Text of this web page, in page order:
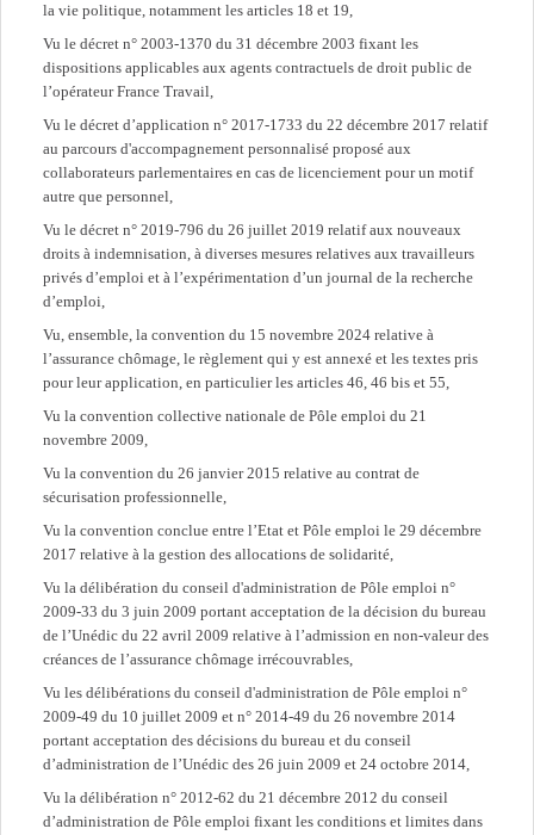
la vie politique, notamment les articles 18 et 19,
Vu le décret n° 2003-1370 du 31 décembre 2003 fixant les
dispositions applicables aux agents contractuels de droit public de
l’opérateur France Travail,
Vu le décret d’application n° 2017-1733 du 22 décembre 2017 relatif
au parcours d'accompagnement personnalisé proposé aux
collaborateurs parlementaires en cas de licenciement pour un motif
autre que personnel,
Vu le décret n° 2019-796 du 26 juillet 2019 relatif aux nouveaux
droits à indemnisation, à diverses mesures relatives aux travailleurs
privés d’emploi et à l’expérimentation d’un journal de la recherche
d’emploi,
Vu, ensemble, la convention du 15 novembre 2024 relative à
l’assurance chômage, le règlement qui y est annexé et les textes pris
pour leur application, en particulier les articles 46, 46 bis et 55,
Vu la convention collective nationale de Pôle emploi du 21
novembre 2009,
Vu la convention du 26 janvier 2015 relative au contrat de
sécurisation professionnelle,
Vu la convention conclue entre l’Etat et Pôle emploi le 29 décembre
2017 relative à la gestion des allocations de solidarité,
Vu la délibération du conseil d'administration de Pôle emploi n°
2009-33 du 3 juin 2009 portant acceptation de la décision du bureau
de l’Unédic du 22 avril 2009 relative à l’admission en non-valeur des
créances de l’assurance chômage irrécouvrables,
Vu les délibérations du conseil d'administration de Pôle emploi n°
2009-49 du 10 juillet 2009 et n° 2014-49 du 26 novembre 2014
portant acceptation des décisions du bureau et du conseil
d’administration de l’Unédic des 26 juin 2009 et 24 octobre 2014,
Vu la délibération n° 2012-62 du 21 décembre 2012 du conseil
d’administration de Pôle emploi fixant les conditions et limites dans